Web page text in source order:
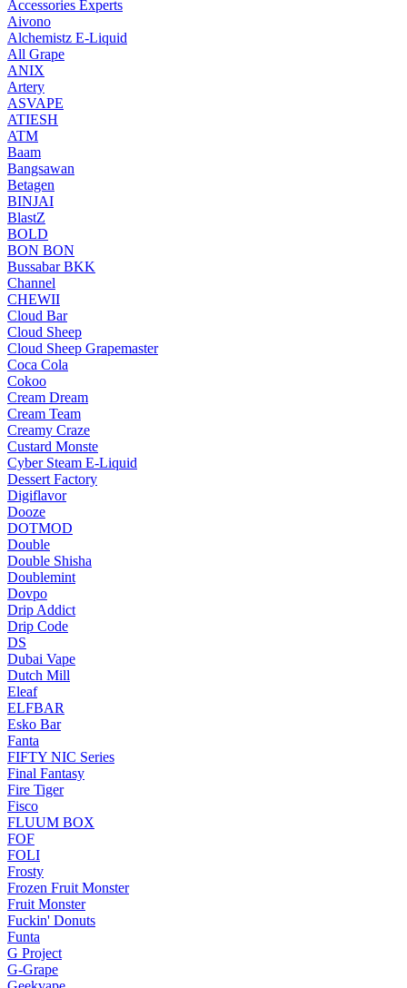
Accessories Experts
Aivono
Alchemistz E-Liquid
All Grape
ANIX
Artery
ASVAPE
ATIESH
ATM
Baam
Bangsawan
Betagen
BINJAI
BlastZ
BOLD
BON BON
Bussabar BKK
Channel
CHEWII
Cloud Bar
Cloud Sheep
Cloud Sheep Grapemaster
Coca Cola
Cokoo
Cream Dream
Cream Team
Creamy Craze
Custard Monste
Cyber Steam E-Liquid
Dessert Factory
Digiflavor
Dooze
DOTMOD
Double
Double Shisha
Doublemint
Dovpo
Drip Addict
Drip Code
DS
Dubai Vape
Dutch Mill
Eleaf
ELFBAR
Esko Bar
Fanta
FIFTY NIC Series
Final Fantasy
Fire Tiger
Fisco
FLUUM BOX
FOF
FOLI
Frosty
Frozen Fruit Monster
Fruit Monster
Fuckin' Donuts
Funta
G Project
G-Grape